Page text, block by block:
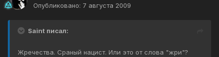
Опубликовано: 7 августа 2009
Saint писал:
Жречества. Сраный нацист. Или это от слова "жри"?